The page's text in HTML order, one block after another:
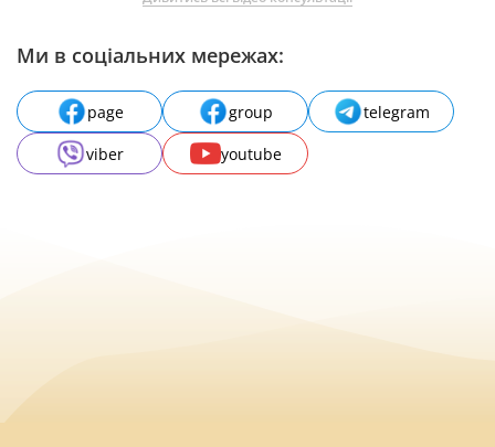
Ми в соціальних мережах:
page group
telegram
viber
youtube